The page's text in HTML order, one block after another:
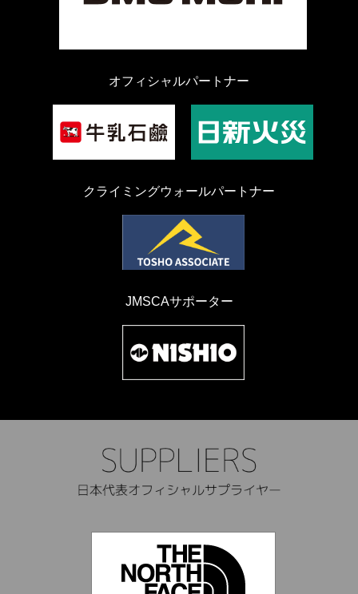
オフィシャルパートナー
クライミングウォールパートナー
JMSCAサポーター